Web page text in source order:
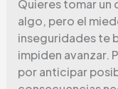
Quieres tomar un
algo, pero el
inseguridades te
impiden avanzar.
por anticipar